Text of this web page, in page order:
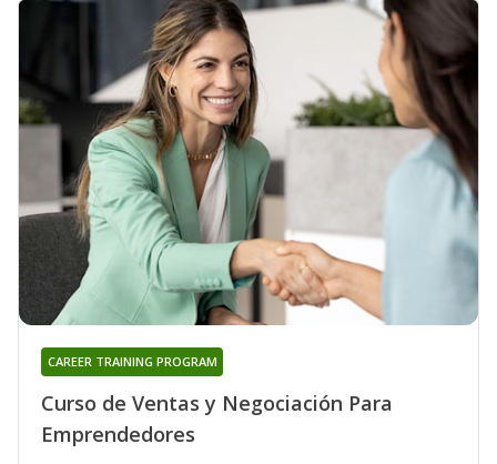
Curso de Ventas y Negociación Para
Emprendedores
CAREER TRAINING PROGRAM